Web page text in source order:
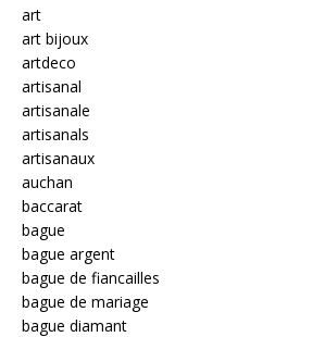
art
art bijoux
artdeco
artisanal
artisanale
artisanals
artisanaux
auchan
baccarat
bague
bague argent
bague de fiancailles
bague de mariage
bague diamant